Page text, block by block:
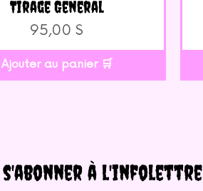
Aperçu rapide
Tirage Général
Prix
95,00 $
Ajouter au panier 🛒
s'abonner à l'infolettre